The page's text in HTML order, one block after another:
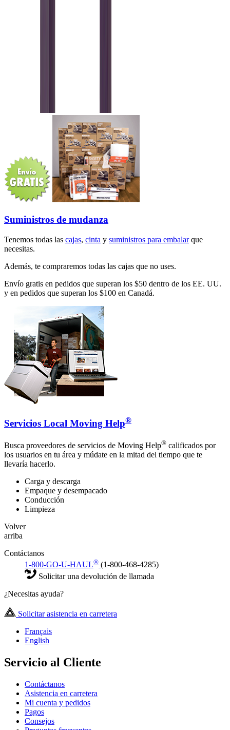
Suministros de mudanza
Tenemos todas las cajas, cinta y suministros para embalarque
necesitas.
Además, te compraremos todas las cajas que no uses.
Envío gratis en pedidos que superan los $50 dentro de los EE. UU.
y en pedidos que superan los $100 en Canadá.
Servicios Local Moving Help®
Busca proveedores de servicios de Moving Help® calificados por
los usuarios en tu área y múdate en la mitad del tiempo que te
llevaría hacerlo.
Carga y descarga
Empaque y desempacado
Conducción
Limpieza
Volver
arriba
Contáctanos
1-800-GO-U-HAUL® (1-800-468-4285)
Solicitar una devolución de llamada
¿Necesitas ayuda?
Solicitar asistencia en carretera
Français
English
Servicio al Cliente
Contáctanos
Asistencia en carretera
Mi cuenta y pedidos
Pagos
Consejos